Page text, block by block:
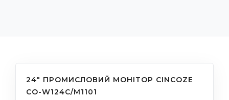
24" ПРОМИСЛОВИЙ МОНІТОР CINCOZE
CO-W124C/M1101